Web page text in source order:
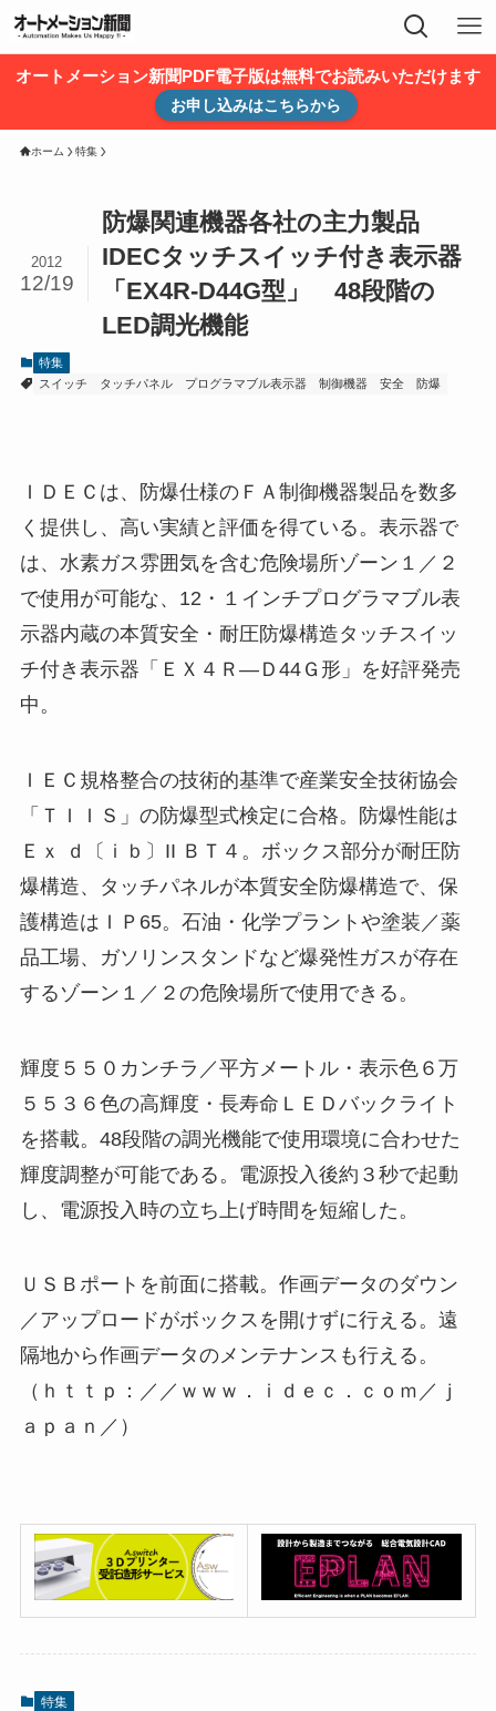
オートメーション新聞PDF電子版は無料でお読みいただけます
お申し込みはこちらから
ホーム 特集
防爆関連機器各社の主力製品
IDECタッチスイッチ付き表示器
「EX4R-D44G型」 48段階の
LED調光機能
2012
12/19
特集
スイッチ
タッチパネル プログラマブル表示器 制御機器 安全 防爆
ＩＤＥＣは、防爆仕様のＦＡ制御機器製品を数多
く提供し、高い実績と評価を得ている。表示器で
は、水素ガス雰囲気を含む危険場所ゾーン１／２
で使用が可能な、12・１インチプログラマブル表
示器内蔵の本質安全・耐圧防爆構造タッチスイッ
チ付き表示器「ＥＸ４Ｒ―Ｄ44Ｇ形」を好評発売
中。
ＩＥＣ規格整合の技術的基準で産業安全技術協会
「ＴＩＩＳ」の防爆型式検定に合格。防爆性能は
Ｅｘ ｄ〔ｉｂ〕II ＢＴ４。ボックス部分が耐圧防
爆構造、タッチパネルが本質安全防爆構造で、保
護構造はＩＰ65。石油・化学プラントや塗装／薬
品工場、ガソリンスタンドなど爆発性ガスが存在
するゾーン１／２の危険場所で使用できる。
輝度５５０カンチラ／平方メートル・表示色６万
５５３６色の高輝度・長寿命ＬＥＤバックライト
を搭載。48段階の調光機能で使用環境に合わせた
輝度調整が可能である。電源投入後約３秒で起動
し、電源投入時の立ち上げ時間を短縮した。
ＵＳＢポートを前面に搭載。作画データのダウン
／アップロードがボックスを開けずに行える。遠
隔地から作画データのメンテナンスも行える。
（ｈｔｔｐ：／／ｗｗｗ．ｉｄｅｃ．ｃｏｍ／ｊ
ａｐａｎ／）
特集